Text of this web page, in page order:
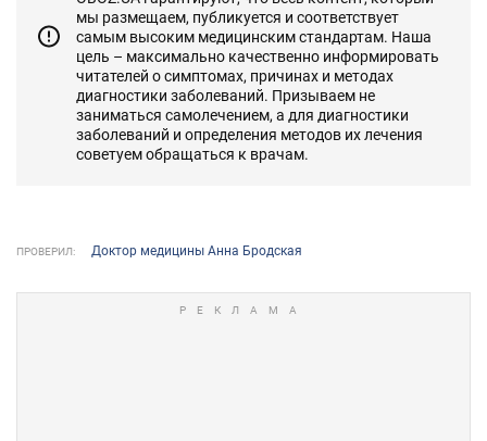
мы размещаем, публикуется и соответствует
самым высоким медицинским стандартам. Наша
цель – максимально качественно информировать
читателей о симптомах, причинах и методах
диагностики заболеваний. Призываем не
заниматься самолечением, а для диагностики
заболеваний и определения методов их лечения
советуем обращаться к врачам.
ПРОВЕРИЛ: Доктор медицины Анна Бродская